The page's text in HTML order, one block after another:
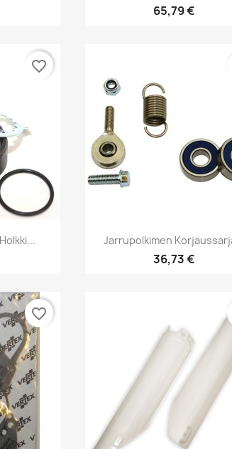
65,79 €
favorite_border
Pikakatselu
Jarrupolkimen
36,73 €
favorite_border